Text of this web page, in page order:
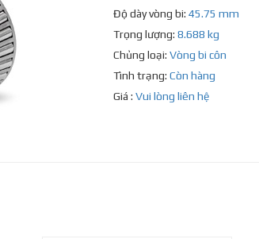
Độ dày vòng bi: 45.75 mm
Trọng lượng: 8.688 kg
Chủng loại: Vòng bi côn
Tình trạng: Còn hàng
Giá : Vui lòng liên hệ